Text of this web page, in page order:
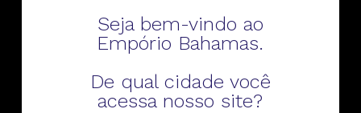
Telefone
Seja bem-vindo ao
Empório Bahamas.
De qual cidade você
acessa nosso site?